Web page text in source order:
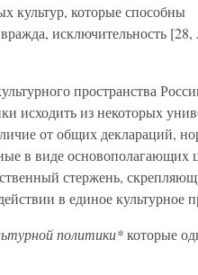
культур, которые способны
исключительность [28,
пространства
исходить из некоторых
от общих деклараций,
в виде основополагающих
стержень,
в единое культурное
политики*которые